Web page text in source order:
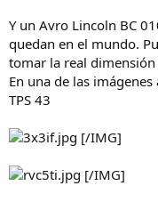
Y un Avro Lincoln BC
quedan en el mundo.
tomar la real dimensión
En una de las
TPS 43
[/IMG]
[/IMG]